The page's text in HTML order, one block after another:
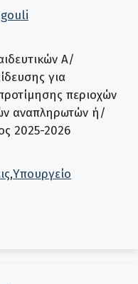
Α/
για
περιοχών
αναπληρωτών ή/
2025-2026
,Υπουργείο